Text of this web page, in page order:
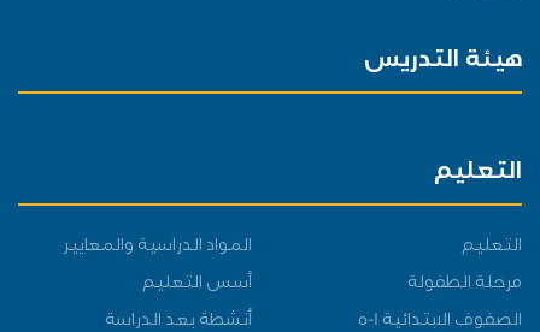
هيئة التدريس
التعليم
التعليم
مرحلة الطفولة
الصفوف الابتدائية 1-5
المواد الدراسية والمعايير
أسس التعليم
أنشطة بعد الدراسة